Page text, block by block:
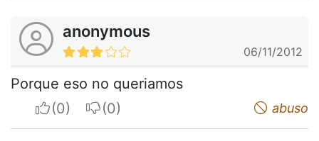
anonymous
06/11/2012
Porque eso no queriamos
I apreciateI do not appreciate abuso